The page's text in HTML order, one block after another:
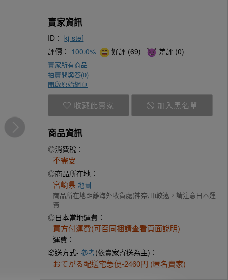
賣家資訊
ID： kj-stef
評價： 100.0% 好評 (69) 差評 (0)
賣家所有商品
拍賣問與答(0)
開啟原始網頁
收藏此賣家 加入黑名單
商品資訊
◎消費稅：
不需要
◎商品所在地：
宮崎県 地圖
商品所在地距離海外收貨處(神奈川)較遠，請注意日本運
費
◎日本當地運費：
買方付運費(可否同捆請查看頁面說明)
運費：
發送方式- 參考(依賣家寄送為主)：
おてがる配送宅急便-2460円 (匿名賣家)